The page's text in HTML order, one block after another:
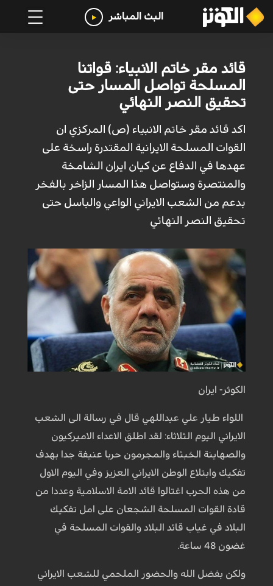
البث المباشر
قائد مقر خاتم الانبياء: قواتنا
المسلحة تواصل المسار حتى
تحقيق النصر النهائي
اكد قائد مقر خاتم الانبياء (ص) المركزي ان
القوات المسلحة الايرانية المقتدرة راسخة على
عهدها في الدفاع عن كيان ايران الشامخة
والمنتصرة وستواصل هذا المسار الزاخر بالفخر
بدعم من الشعب الايراني الواعي والباسل حتى
تحقيق النصر النهائي
الكوثر- ايران
اللواء طيار علي عبداللهي قال في رسالة الى الشعب
الايراني اليوم الثلاثاء: لقد اطلق الاعداء الاميركيون
والصهاينة الخبثاء والمجرمون حربا عنيفة جدا بهدف
تفكيك وابتلاع الوطن الايراني العزيز وفي اليوم الاول
من هذه الحرب اغتالوا قائد الامة الاسلامية وعددا من
قادة القوات المسلحة الشجعان على امل تفكيك
البلاد في غياب قائد البلاد والقوات المسلحة في
غضون 48 ساعة.
ولكن بفضل الله والحضور الملحمي للشعب الايراني